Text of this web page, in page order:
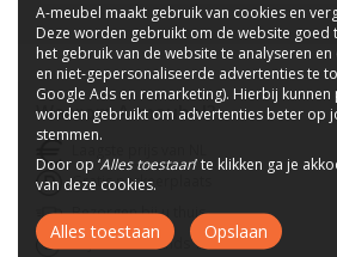
WaaromA-meubel?
Gratis parkeerplaats
Bezorgen bij u thuis
Wij bestaan sinds 1992!
A-meubel maakt gebruik van cookies en
Deze worden gebruikt om de website goed
het gebruik van de website te analyseren
en niet-gepersonaliseerde advertenties te
Google Ads en remarketing). Hierbij
worden gebruikt om advertenties beter op
stemmen.
Door op ‘Alles toestaan’ te klikken ga je
van deze cookies.
Alles toestaan Opslaan